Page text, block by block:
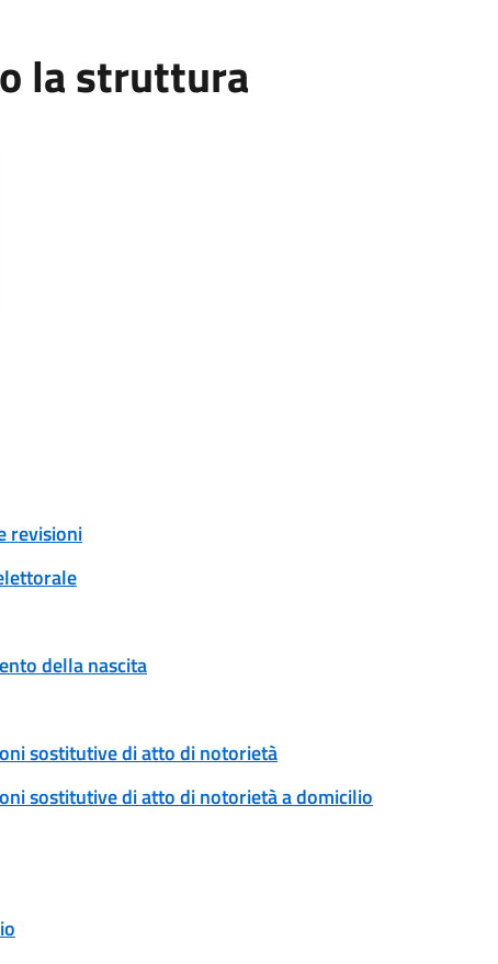
la struttura
revisioni
della nascita
sostitutive di atto di notorietà
sostitutive di atto di notorietà a domicilio